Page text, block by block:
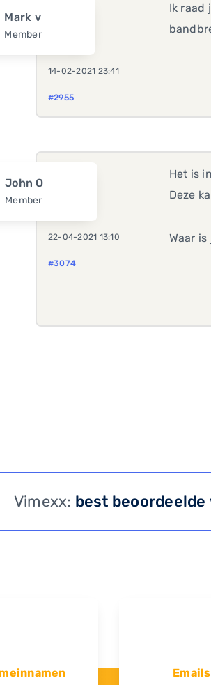
Mark v
Member
14-02-2021 23:41
#2955
Ik raad
John O
Member
22-04-2021 13:10
#3074
Het is
Deze
Waar
Vimexx: best
Emails